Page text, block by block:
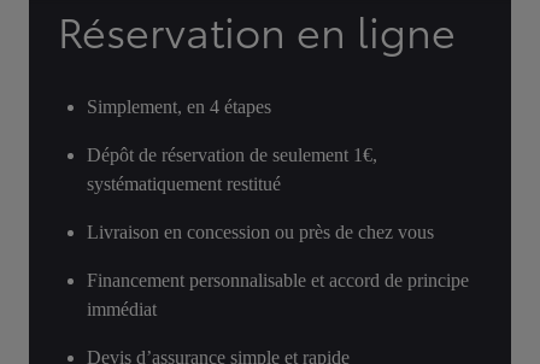
Réservation en ligne
Simplement, en 4 étapes
Dépôt de réservation de seulement 1€,
systématiquement restitué
Livraison en concession ou près de chez vous
Financement personnalisable et accord de principe
immédiat
Devis d’assurance simple et rapide